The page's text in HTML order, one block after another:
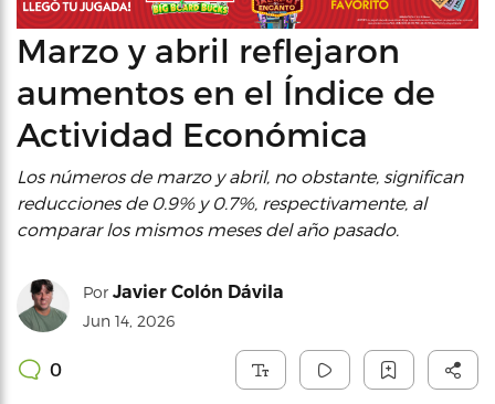
Marzo y abril reflejaron
aumentos en el Índice de
Actividad Económica
Los números de marzo y abril, no obstante, significan
reducciones de 0.9% y 0.7%, respectivamente, al
comparar los mismos meses del año pasado.
Por Javier Colón Dávila
Jun 14, 2026
0